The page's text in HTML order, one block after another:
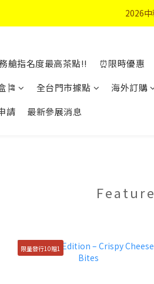
首購優惠
2026
艙指名度最高茶點!! ⏰限時優惠
🎏 全台門市據點 海外訂購
請 最新參展消息
限量發行10贈1